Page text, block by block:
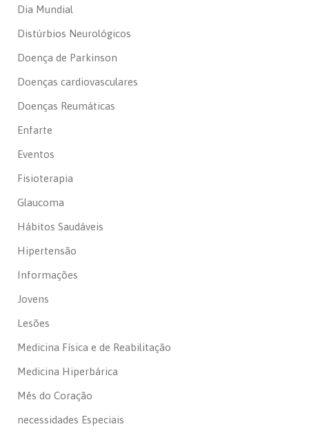
Dia Mundial
Distúrbios Neurológicos
Doença de Parkinson
Doenças cardiovasculares
Doenças Reumáticas
Enfarte
Eventos
Fisioterapia
Glaucoma
Hábitos Saudáveis
Hipertensão
Informações
Jovens
Lesões
Medicina Física e de Reabilitação
Medicina Hiperbárica
Mês do Coração
necessidades Especiais